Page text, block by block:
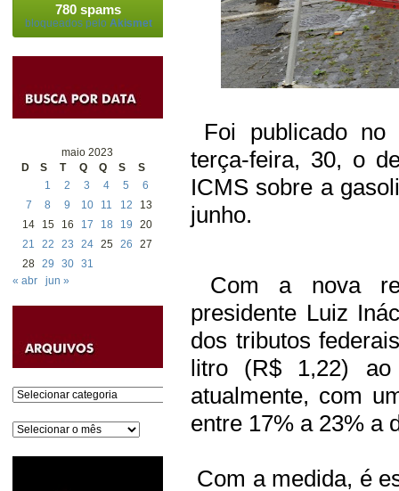
780 spams
bloqueados pelo Akismet
maio 2023
D
S T Q Q S
S
1
2 3 4 5
6
7
8 9 10 11 12
13
14
15 16 17 18 19
20
21
22 23 24 25 26
27
28 29 30 31
« abr
jun »
Categorias
Arquivos
Foi publicado no
terça-feira, 30, o
ICMS sobre a
junho.
Com a nova
presidente Luiz
dos tributos
litro (R$ 1,22)
atualmente, com
entre 17% a 23% a
Com a medida, é